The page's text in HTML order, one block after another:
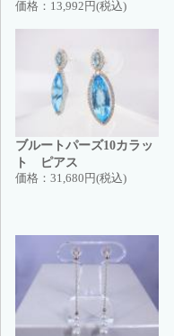
価格： 13,992円(税込)
ブルートパーズ10カラッ
ト ピアス
価格： 31,680円(税込)